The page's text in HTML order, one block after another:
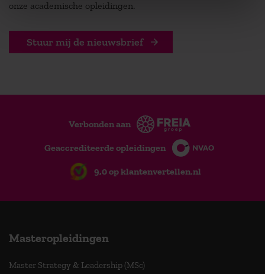
onze academische opleidingen.
Stuur mij de nieuwsbrief
Verbonden aan
Geaccrediteerde opleidingen
9,0 op klantenvertellen.nl
Masteropleidingen
Master Strategy & Leadership (MSc)